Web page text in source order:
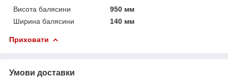
Висота балясини
950 мм
Ширина балясини
140 мм
Приховати
Умови доставки